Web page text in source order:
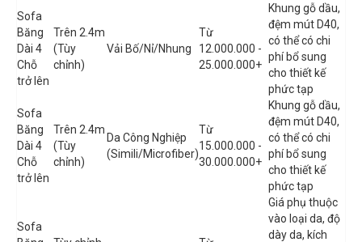
Sofa
Băng
Dài 4
Chỗ
trở lên
Trên 2.4m
(Tùy
chỉnh)
Vải Bố/Nỉ/Nhung
Từ
12.000.000 -
25.000.000+
Khung gỗ dầu,
đệm mút D40,
có thể có chi
phí bổ sung
cho thiết kế
phức tạp
Sofa
Băng
Dài 4
Chỗ
trở lên
Trên 2.4m
(Tùy
chỉnh)
Da Công Nghiệp
(Simili/Microfiber)
Từ
15.000.000 -
30.000.000+
Khung gỗ dầu,
đệm mút D40,
có thể có chi
phí bổ sung
cho thiết kế
phức tạp
Sofa
Giá phụ thuộc
vào loại da, độ
dày da, kích